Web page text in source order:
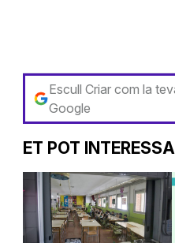
Escull Criar com la
Google
ET POT